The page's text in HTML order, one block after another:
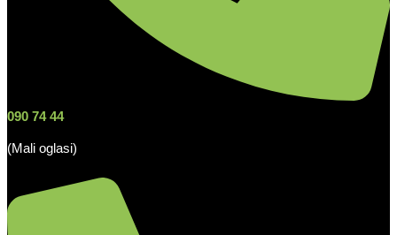
090 74 44
(Mali oglasi)